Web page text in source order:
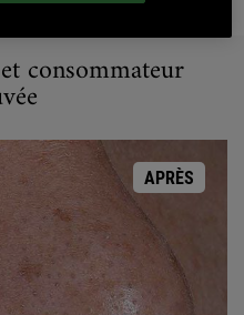
consommateur
APRÈS